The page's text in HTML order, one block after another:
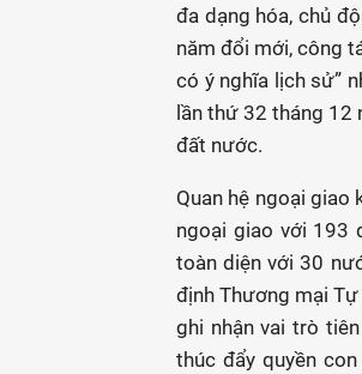
đa dạng hóa, chủ
năm đổi mới, công
có ý nghĩa lịch sử”
lần thứ 32 tháng 12
đất nước.
Quan hệ ngoại giao
ngoại giao với 193
toàn diện với 30
định Thương mại
ghi nhận vai trò
thúc đẩy quyền